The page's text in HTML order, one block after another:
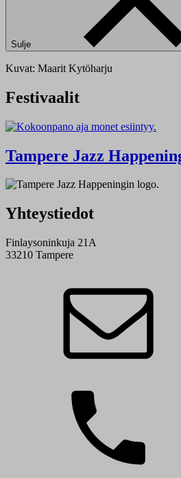
Sulje
Kuvat: Maarit Kytöharju
Festivaalit
Tampere Jazz
Yhteystiedot
Finlaysoninkuja 21A
33210 Tampere